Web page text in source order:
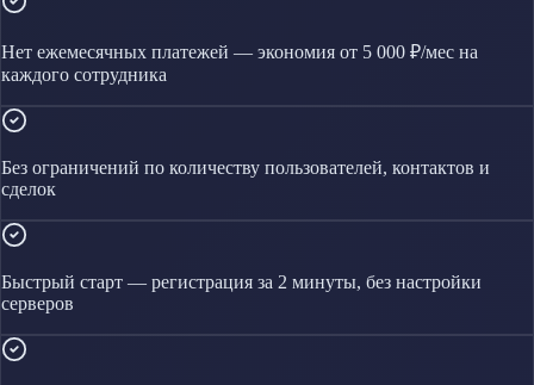
Нет ежемесячных платежей — экономия от 5 000 ₽/мес на
каждого сотрудника
Без ограничений по количеству пользователей, контактов и
сделок
Быстрый старт — регистрация за 2 минуты, без настройки
серверов